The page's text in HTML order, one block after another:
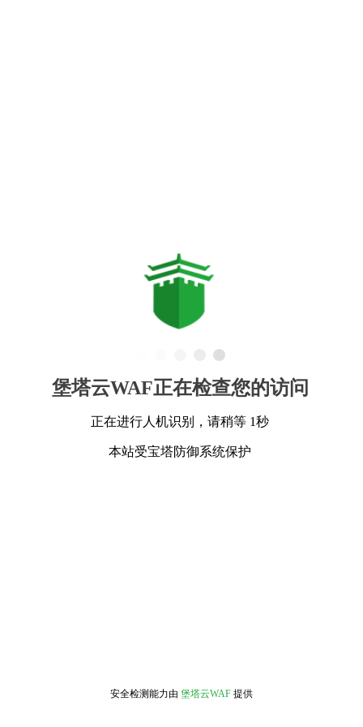
堡塔云WAF正在检查您的访问
正在进行人机识别，请稍等 1秒
本站受宝塔防御系统保护
安全检测能力由 堡塔云WAF 提供